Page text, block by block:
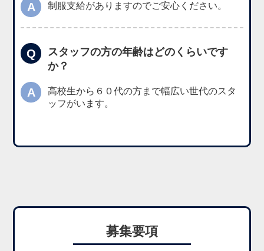
A 制服支給がありますのでご安心ください。
Q
スタッフの方の年齢はどのくらいです
か？
A
高校生から６０代の方まで幅広い世代のスタ
ッフがいます。
募集要項